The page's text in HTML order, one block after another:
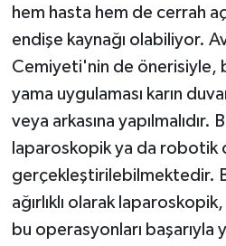
hem hasta hem de cerrah
endişe kaynağı olabiliyor.
Cemiyeti'nin de önerisiyle,
yama uygulaması karın
veya arkasına yapılmalıdır.
laparoskopik ya da robotik
gerçekleştirilebilmektedir.
ağırlıklı olarak
bu operasyonları başarıyla